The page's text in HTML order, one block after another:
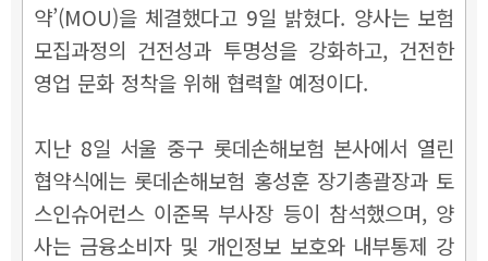
약’(MOU)을 체결했다고 9일 밝혔다. 양사는 보험
모집과정의 건전성과 투명성을 강화하고, 건전한
영업 문화 정착을 위해 협력할 예정이다.
지난 8일 서울 중구 롯데손해보험 본사에서 열린
협약식에는 롯데손해보험 홍성훈 장기총괄장과 토
스인슈어런스 이준목 부사장 등이 참석했으며, 양
사는 금융소비자 및 개인정보 보호와 내부통제 강